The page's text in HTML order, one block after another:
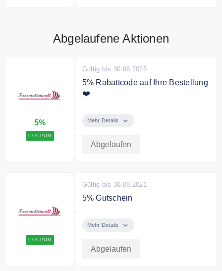
Abgelaufene Aktionen
5%
COUPON
Gültig bis 30.06.2025
5% Rabattcode auf Ihre Bestellung
❤️
Mehr Details
Abgelaufen
COUPON
Gültig bis 30.09.2021
5% Gutschein
Mehr Details
Abgelaufen